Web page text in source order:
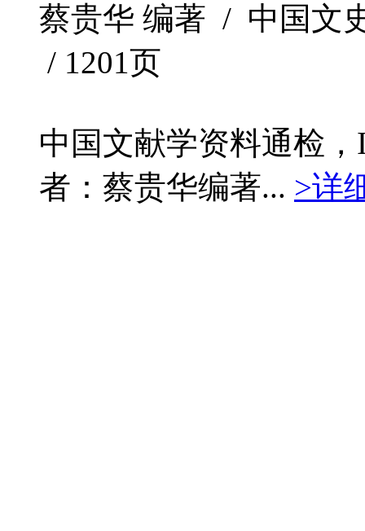
蔡贵华 编著 / 中国文
/ 1201页
中国文献学资料通检，
者：蔡贵华编著... >详